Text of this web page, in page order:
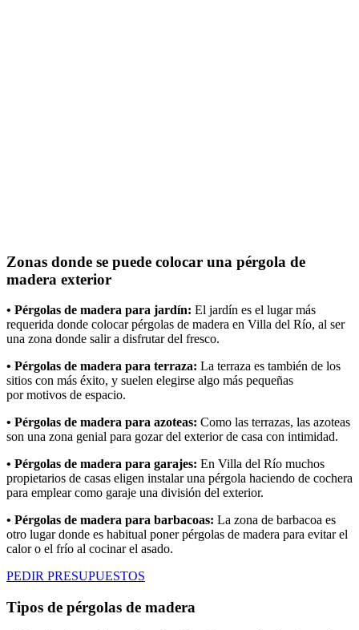
Zonas donde se puede colocar una pérgola de
madera exterior
• Pérgolas de madera para jardín: El jardín es el lugar más
requerida donde colocar pérgolas de madera en Villa del Río, al ser
una zona donde salir a disfrutar del fresco.
• Pérgolas de madera para terraza: La terraza es también de los
sitios con más éxito, y suelen elegirse algo más pequeñas
pormotivos de espacio.
• Pérgolas de madera para azoteas: Como las terrazas, las azoteas
son una zona genial para gozar del exterior de casa con intimidad.
• Pérgolas de madera para garajes: En Villa del Río muchos
propietarios de casas eligen instalar una pérgola haciendo de cochera
para emplear como garaje una división del exterior.
• Pérgolas de madera para barbacoas: La zona de barbacoa es
otro lugar donde es habitual poner pérgolas de madera para evitar el
calor o el frío al cocinar el asado.
PEDIR PRESUPUESTOS
Tipos de pérgolas de madera